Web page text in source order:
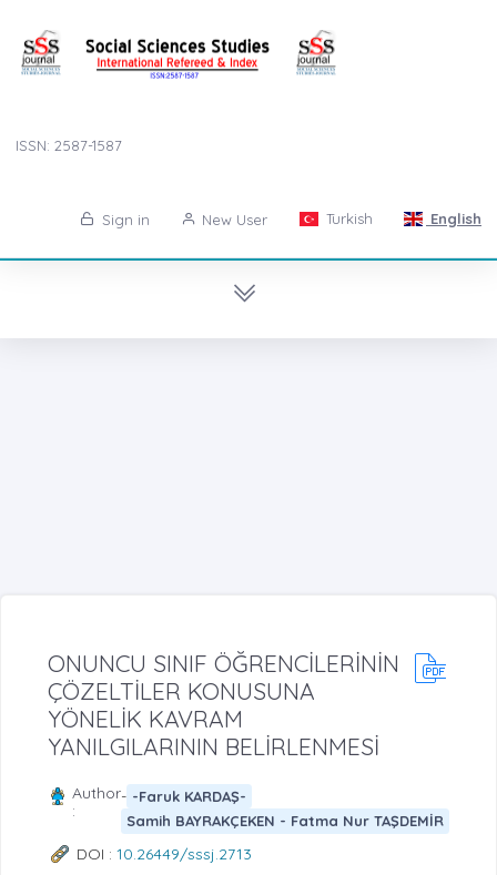
ISSN: 2587-1587
Sign in New User Turkish English
ONUNCU SINIF ÖĞRENCİLERİNİN
ÇÖZELTİLER KONUSUNA
YÖNELİK KAVRAM
YANILGILARININ BELİRLENMESİ
Author
:
- -Faruk KARDAŞ-
Samih BAYRAKÇEKEN - Fatma Nur TAŞDEMİR
DOI : 10.26449/sssj.2713